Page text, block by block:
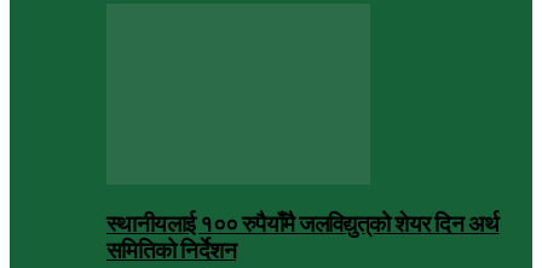
स्थानीयलाई १०० रुपैयाँमै जलविद्युत्‌को शेयर दिन अर्थ
समितिको निर्देशन